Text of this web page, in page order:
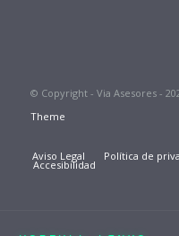
© Copyright - Via Asesores -
Theme
Aviso Legal Política de
Accesibilidad